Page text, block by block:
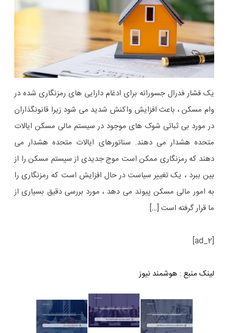
یک فشار فدرال جسورانه برای ادغام دارایی های رمزنگاری شده در
وام مسکن ، باعث افزایش واکنش شدید می شود زیرا قانونگذاران
در مورد بی ثباتی شوک های موجود در سیستم مالی مسکن ایالات
متحده هشدار می دهند. سناتورهای ایالات متحده هشدار می
دهند که رمزنگاری ممکن است موج جدیدی از سیستم مسکن را از
بین ببرد ، یک تغییر سیاست در حال افزایش است که رمزنگاری را
به امور مالی مسکن پیوند می دهد ، مورد بررسی دقیق بسیاری از
ما قرار گرفته است […]
[ad_2]
لینک منبع : هوشمند نیوز